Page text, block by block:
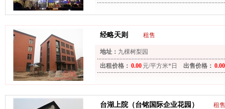
经略天则 租售
地址： 九棵树梨园
出租价格： 0.00 元/平方米*日 出售价格： 0.00
台湖上院（台铭国际企业花园） 租售